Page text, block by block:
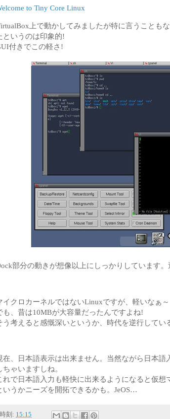
to Tiny Core Linux
上で動かしてみましたが特に言うことも
というのは印象的!
付きでこの軽さ!
部分の動きが想像以上にしっかりしています。
イクロカーネルではないLinuxですが、軽いなぁ～
も、昔は10MBが大容量だったんですよね!
う考えると感慨深いというか、時代を逆行して
在、日本語表示は出来ません。当然ながら日本
ちゃいますしね。
れで日本語入力も軽快に出来るようになると仮
いうかニーズを開拓できるかも。JeOS…
時刻: 15:15